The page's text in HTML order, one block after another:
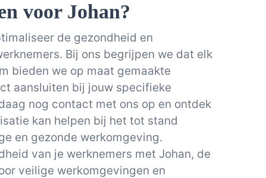
voor Johan?
de gezondheid en
Bij ons begrijpen we dat elk
bieden we op maat gemaakte
aansluiten bij jouw specifieke
nog contact met ons op en ontdek
kan helpen bij het tot stand
en gezonde werkomgeving.
van je werknemers met Johan, de
veilige werkomgevingen en